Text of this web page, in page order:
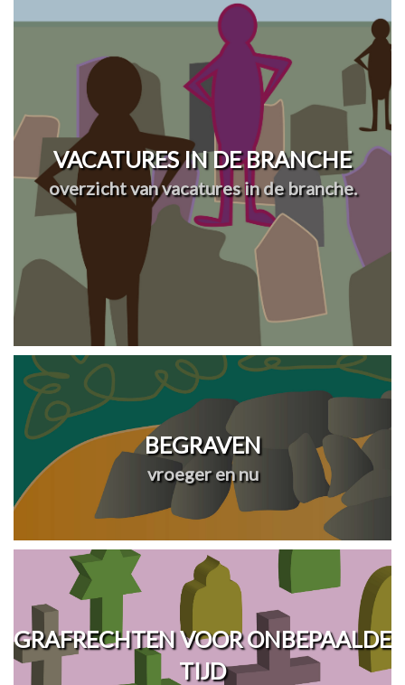
VACATURES IN DE BRANCHE
overzicht van vacatures in de branche.
BEGRAVEN
vroeger en nu
GRAFRECHTEN VOOR ONBEPAALDE
TIJD